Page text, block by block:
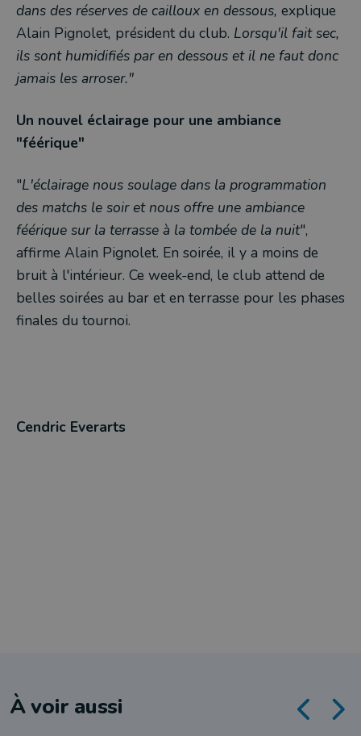
dans des réserves de cailloux en dessous, explique
Alain Pignolet, président du club. Lorsqu'il fait sec,
ils sont humidifiés par en dessous et il ne faut donc
jamais les arroser."
Un nouvel éclairage pour une ambiance
"féérique"
"L'éclairage nous soulage dans la programmation
des matchs le soir et nous offre une ambiance
féérique sur la terrasse à la tombée de la nuit",
affirme Alain Pignolet. En soirée, il y a moins de
bruit à l'intérieur. Ce week-end, le club attend de
belles soirées au bar et en terrasse pour les phases
finales du tournoi.
Cendric Everarts
À voir aussi